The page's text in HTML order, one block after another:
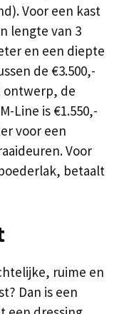
Voor een kast
lengte van 3
en een diepte
de €3.500,-
ontwerp, de
Line is €1.550,-
voor een
Voor
betaalt
ruime en
Dan is een